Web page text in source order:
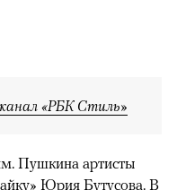
«РБК Стиль»
Пушкина артисты
Юрия Бутусова. В